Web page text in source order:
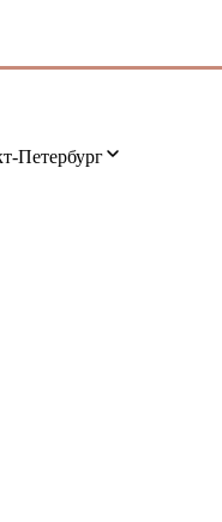
Петербург